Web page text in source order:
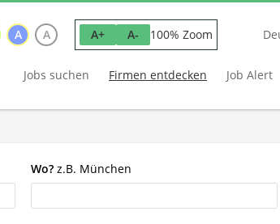
A A A+ A- 100% Zoom
Jobs suchen Firmen entdecken Job Alert
Wo? z.B. München